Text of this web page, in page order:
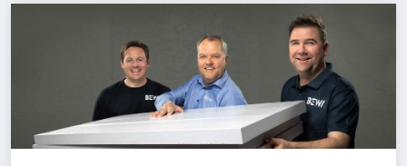
Norges bygg- og eiendomskonferanse 2026
Vi Bygger Vestland 2026